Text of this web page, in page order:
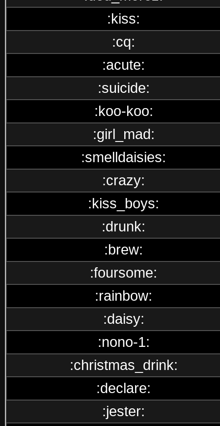
:kiss:
:cq:
:acute:
:suicide:
:koo-koo:
:girl_mad:
:smelldaisies:
:crazy:
:kiss_boys:
:drunk:
:brew:
:foursome:
:rainbow:
:daisy:
:nono-1:
:christmas_drink:
:declare:
:jester: